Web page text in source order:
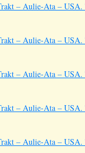
– Aulie-Ata –
– Aulie-Ata –
– Aulie-Ata –
– Aulie-Ata –
– Aulie-Ata –